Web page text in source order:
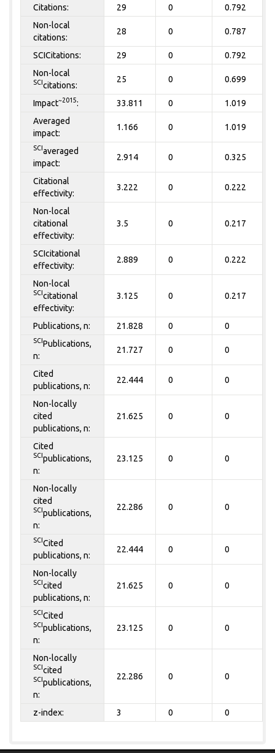
Citations: 29 0 0.792
Non-local
citations:
28 0 0.787
SCICitations: 29 0 0.792
Non-local
SCI citations:
25 0 0.699
Impact~2015: 33.811 0 1.019
Averaged
impact:
1.166 0 1.019
SCI averaged
impact:
2.914 0 0.325
Citational
effectivity:
3.222 0 0.222
Non-local
citational
effectivity:
3.5 0 0.217
SCIcitational
effectivity:
2.889 0 0.222
Non-local
SCI citational
effectivity:
3.125 0 0.217
Publications, n: 21.828 0 0
SCI Publications,
n:
21.727 0 0
Cited
publications, n:
22.444 0 0
Non-locally
cited
publications, n:
21.625 0 0
Cited
SCI publications,
n:
23.125 0 0
Non-locally
cited
SCI publications,
n:
22.286 0 0
SCI Cited
publications, n:
22.444 0 0
Non-locally
SCI cited
publications, n:
21.625 0 0
SCI Cited
SCI publications,
n:
23.125 0 0
Non-locally
SCI cited
SCI publications,
n:
22.286 0 0
z-index: 3 0 0